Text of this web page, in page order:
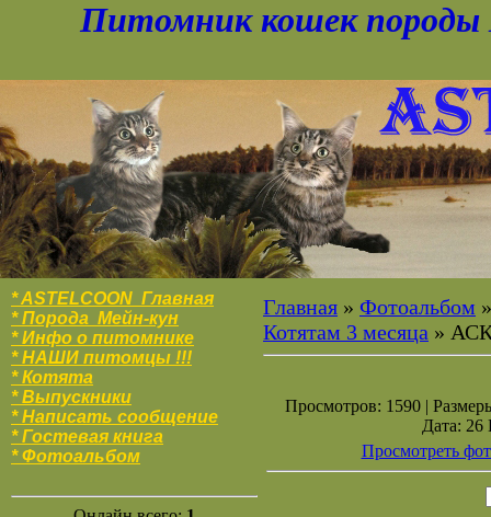
Питомник кошек породы
* ASTELCOON Главная
* Порода Мейн-кун
* Инфо о питомнике
* НАШИ питомцы !!!
* Котята
* Выпускники
* Написать сообщение
* Гостевая книга
* Фотоальбом
Главная » Фотоальбом
Котятам 3 месяца »
Просмотров: 1590 |
Дата:
Просмотреть